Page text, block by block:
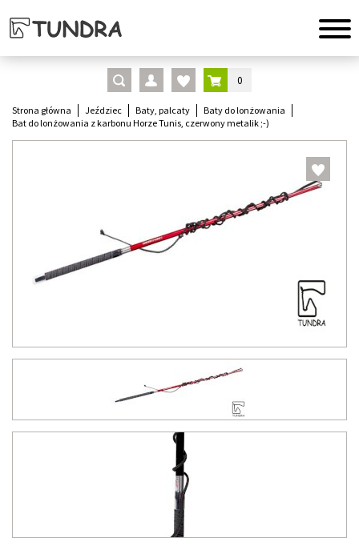
0
Strona główna Jeździec Baty, palcaty
Baty do lonżowania
Bat do lonżowania z karbonu Horze Tunis, czerwony metalik ;-)